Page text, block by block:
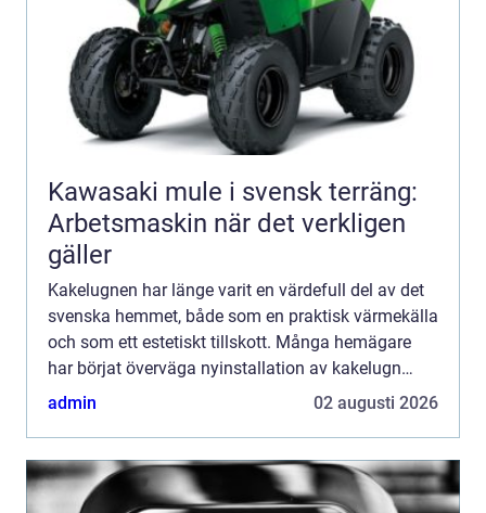
Kawasaki mule i svensk terräng:
Arbetsmaskin när det verkligen
gäller
Kakelugnen har länge varit en värdefull del av det
svenska hemmet, både som en praktisk värmekälla
och som ett estetiskt tillskott. Många hemägare
har börjat överväga nyinstallation av kakelugn
n&au...
admin 02 augusti 2026